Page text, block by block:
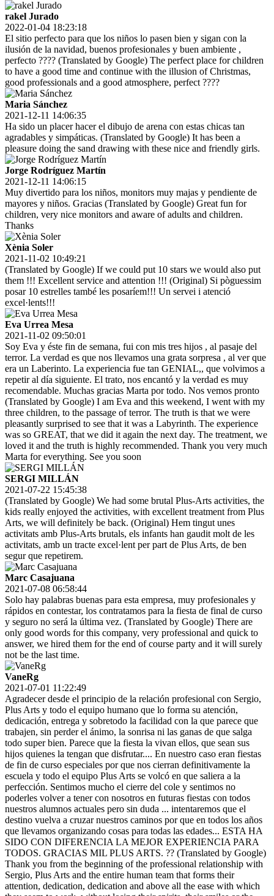
rakel Jurado
2022-01-04 18:23:18
El sitio perfecto para que los niños lo pasen bien y sigan con la
ilusión de la navidad, buenos profesionales y buen ambiente ,
perfecto ???? (Translated by Google) The perfect place for children
to have a good time and continue with the illusion of Christmas,
good professionals and a good atmosphere, perfect ????
Maria Sánchez
2021-12-11 14:06:35
Ha sido un placer hacer el dibujo de arena con estas chicas tan
agradables y simpáticas. (Translated by Google) It has been a
pleasure doing the sand drawing with these nice and friendly girls.
Jorge Rodríguez Martín
2021-12-11 14:06:15
Muy divertido para los niños, monitors muy majas y pendiente de
mayores y niños. Gracias (Translated by Google) Great fun for
children, very nice monitors and aware of adults and children.
Thanks
Xènia Soler
2021-11-02 10:49:21
(Translated by Google) If we could put 10 stars we would also put
them !!! Excellent service and attention !!! (Original) Si pòguessim
posar 10 estrelles també les posaríem!!! Un servei i atenció
excel·lents!!!
Eva Urrea Mesa
2021-11-02 09:50:01
Soy Eva y éste fin de semana, fui con mis tres hijos , al pasaje del
terror. La verdad es que nos llevamos una grata sorpresa , al ver que
era un Laberinto. La experiencia fue tan GENIAL,, que volvimos a
repetir al día siguiente. El trato, nos encantó y la verdad es muy
recomendable. Muchas gracias Marta por todo. Nos vemos pronto
(Translated by Google) I am Eva and this weekend, I went with my
three children, to the passage of terror. The truth is that we were
pleasantly surprised to see that it was a Labyrinth. The experience
was so GREAT, that we did it again the next day. The treatment, we
loved it and the truth is highly recommended. Thank you very much
Marta for everything. See you soon
SERGI MILLÁN
2021-07-22 15:45:38
(Translated by Google) We had some brutal Plus-Arts activities, the
kids really enjoyed the activities, with excellent treatment from Plus
Arts, we will definitely be back. (Original) Hem tingut unes
activitats amb Plus-Arts brutals, els infants han gaudit molt de les
activitats, amb un tracte excel·lent per part de Plus Arts, de ben
segur que repetirem.
Marc Casajuana
2021-07-08 06:58:44
Solo hay palabras buenas para esta empresa, muy profesionales y
rápidos en contestar, los contratamos para la fiesta de final de curso
y seguro no será la última vez. (Translated by Google) There are
only good words for this company, very professional and quick to
answer, we hired them for the end of course party and it will surely
not be the last time.
VaneRg
2021-07-01 11:22:49
Agradecer desde el principio de la relación profesional con Sergio,
Plus Arts y todo el equipo humano que lo forma su atención,
dedicación, entrega y sobretodo la facilidad con la que parece que
trabajen, sin perder el ánimo, la sonrisa ni las ganas de que salga
todo super bien. Parece que la fiesta la vivan ellos, que sean sus
hijos quienes la tengan que disfrutar.... En nuestro caso eran fiestas
de fin de curso especiales por que nos cierran definitivamente la
escuela y todo el equipo Plus Arts se volcó en que saliera a la
perfección. Sentimos mucho el cierre del cole y sentimos no
poderles volver a tener con nosotros en futuras fiestas con todos
nuestros alumnos actuales pero sin duda ... intentaremos que el
destino vuelva a cruzar nuestros caminos por que en todos los años
que llevamos organizando cosas para todas las edades... ESTA HA
SIDO CON DIFERENCIA LA MEJOR EXPERIENCIA PARA
TODOS. GRACIAS MIL PLUS ARTS. ?? (Translated by Google)
Thank you from the beginning of the professional relationship with
Sergio, Plus Arts and the entire human team that forms their
attention, dedication, dedication and above all the ease with which